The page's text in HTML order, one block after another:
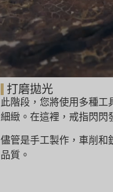
打磨拋光
此階段，您將使用多種工
細緻。 在這裡，戒指閃閃
儘管是手工製作，車削和
品質。